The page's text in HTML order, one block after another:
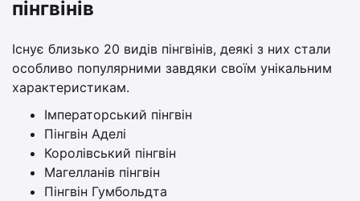
пінгвінів
Існує близько 20 видів пінгвінів, деякі з них стали
особливо популярними завдяки своїм унікальним
характеристикам.
Імператорський пінгвін
Пінгвін Аделі
Королівський пінгвін
Магелланів пінгвін
Пінгвін Гумбольдта